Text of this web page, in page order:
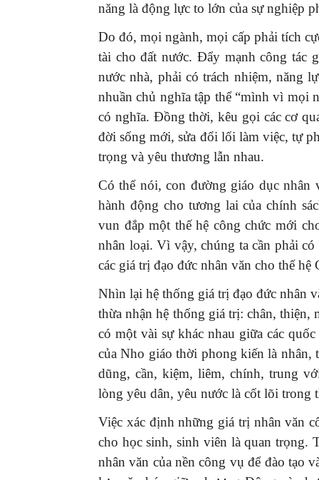
năng là động lực to lớn của sự nghiệp
Do đó, mọi ngành, mọi cấp phải tích
tài cho đất nước. Đẩy mạnh công tác
nước nhà, phải có trách nhiệm, năng
nhuần chủ nghĩa tập thể “mình vì
có nghĩa. Đồng thời, kêu gọi các cơ
đời sống mới, sửa đổi lối làm việc, tự
trọng và yêu thương lẫn nhau.
Có thể nói, con đường giáo dục
hành động cho tương lai của chính
vun đắp một thế hệ công chức mới
nhân loại. Vì vậy, chúng ta cần phải
các giá trị đạo đức nhân văn cho thế hệ
Nhìn lại hệ thống giá trị đạo đức nhân
thừa nhận hệ thống giá trị: chân,
có một vài sự khác nhau giữa các
của Nho giáo thời phong kiến là
dũng, cần, kiệm, liêm, chính, trung
lòng yêu dân, yêu nước là cốt lõi trong
Việc xác định những giá trị nhân văn
cho học sinh, sinh viên là quan trọng.
nhân văn của nền công vụ để đào tạo
GIỚI THIỆU SÁCH
mừng Đại hội XIV của
16/01/2026